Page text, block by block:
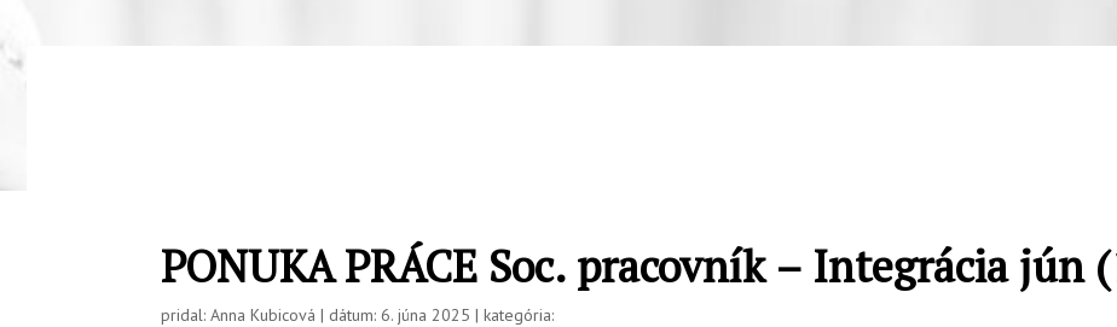
PONUKA PRÁCE Soc. pracovník – Integrácia jún
pridal: Anna Kubicová | dátum: 6. júna 2025 | kategória: